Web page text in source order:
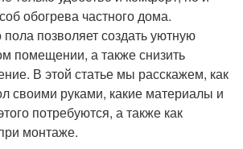
обогрева частного дома.
пола позволяет создать уютную
помещении, а также снизить
В этой статье мы расскажем, как
своими руками, какие материалы и
потребуются, а также как
монтаже.